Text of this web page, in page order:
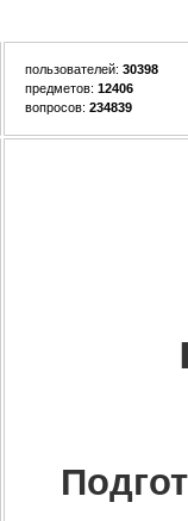
пользователей: 30398
предметов: 12406
вопросов: 234839